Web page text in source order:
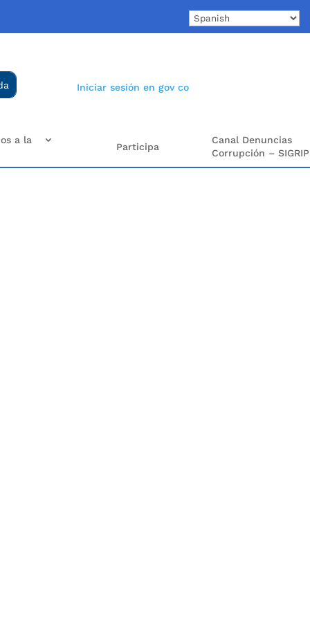
Iniciar sesión en gov co
a la
Participa
Canal Denuncias
Corrupción – SIGRIP